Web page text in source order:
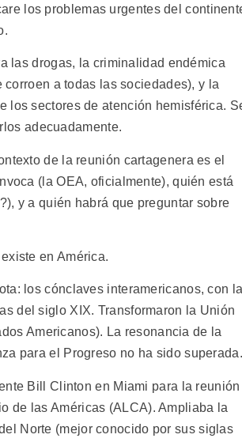
los problemas urgentes del
las drogas, la criminalidad endémica
a todas las sociedades), y la
los sectores de atención hemisférica.
adecuadamente.
de la reunión cartagenera es el
(la OEA, oficialmente), quién está
y a quién habrá que preguntar sobre
en América.
los cónclaves interamericanos, con
del siglo XIX. Transformaron la Unión
Americanos). La resonancia de la
para el Progreso no ha sido superada.
Bill Clinton en Miami para la reunión
de las Américas (ALCA). Ampliaba la
Norte (mejor conocido por sus siglas